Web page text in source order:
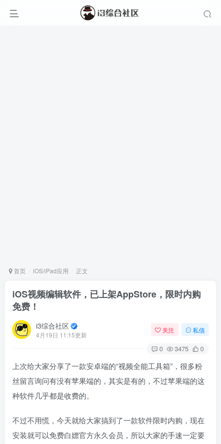
首页 iOS/iPad应用 正文
iOS视频编辑软件，已上架AppStore，限时内购
免费！
i3综合社区
4月19日 11:15更新
关注 私信
0 3475 0
上次给大家分享了一款安卓端的“视频全能工具箱”，很多粉
丝留言询问有没有苹果端的，其实是有的，不过苹果端的这
种软件几乎都是收费的。
不过不用慌，今天就给大家搞到了一款软件限时内购，现在
安装就可以免费白嫖官方永久会员，所以大家的手速一定要